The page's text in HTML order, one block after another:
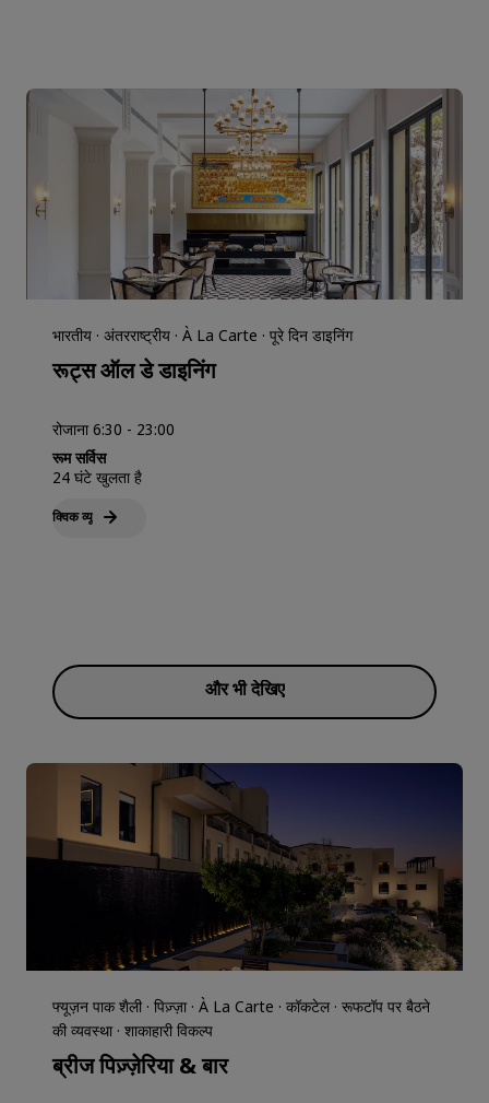
भारतीय · अंतरराष्ट्रीय · À La Carte · पूरे दिन डाइनिंग
रूट्स ऑल डे डाइनिंग
रोजाना 6:30 - 23:00
रूम सर्विस
24 घंटे खुलता है
क्विक व्‍यू
और भी देखिए
फ्यूज़न पाक शैली · पिज़्ज़ा · À La Carte · कॉकटेल · रूफटॉप पर बैठने
की व्यवस्था · शाकाहारी विकल्प
ब्रीज पिज़्ज़ेरिया & बार